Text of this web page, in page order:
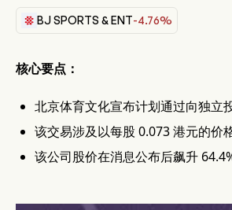
BJ SPORTS & ENT-4.76%
核心要点：
北京体育文化宣布计划通过向独立
该交易涉及以每股 0.073 港元的价
该公司股价在消息公布后飙升